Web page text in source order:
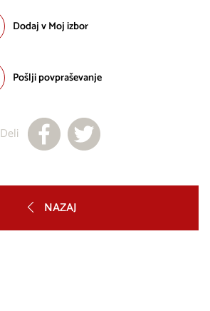
Dodaj v Moj izbor
Pošlji povpraševanje
Deli
NAZAJ